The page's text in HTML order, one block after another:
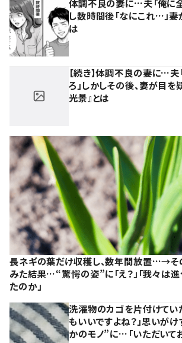
体調不良の妻に…夫「俺に
し数時間後「なにこれ…」
は
【続き】体調不良の妻に…
ろ」しかしその後、妻が目を
光景』とは
長ネギの葉だけ収穫し、数年間放置…→そ
みた結果…“驚愕の姿”に「え？」「我々は
たのか」
洗濯物のカゴを片付けてい
もいいですよね？」思いが
かのモノ”に…「いただいてお